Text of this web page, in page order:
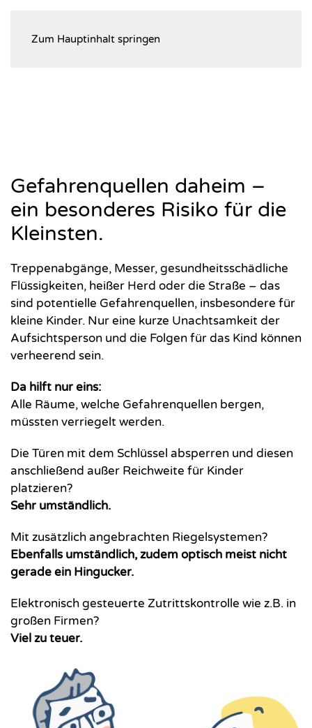
Zum Hauptinhalt springen
Gefahrenquellen daheim –
ein besonderes Risiko für die
Kleinsten.
Treppenabgänge, Messer, gesundheitsschädliche
Flüssigkeiten, heißer Herd oder die Straße – das
sind potentielle Gefahrenquellen, insbesondere für
kleine Kinder. Nur eine kurze Unachtsamkeit der
Aufsichtsperson und die Folgen für das Kind können
verheerend sein.
Da hilft nur eins:
Alle Räume, welche Gefahrenquellen bergen,
müssten verriegelt werden.
Die Türen mit dem Schlüssel absperren und diesen
anschließend außer Reichweite für Kinder
platzieren?
Sehr umständlich.
Mit zusätzlich angebrachten Riegelsystemen?
Ebenfalls umständlich, zudem optisch meist nicht
gerade ein Hingucker.
Elektronisch gesteuerte Zutrittskontrolle wie z.B. in
großen Firmen?
Viel zu teuer.